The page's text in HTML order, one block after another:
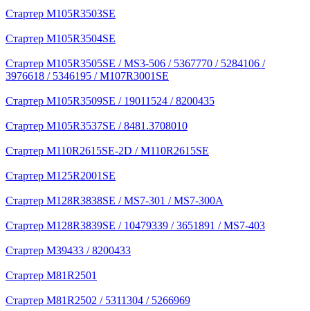
Стартер M105R3503SE
Стартер M105R3504SE
Стартер M105R3505SE / MS3-506 / 5367770 / 5284106 /
3976618 / 5346195 / M107R3001SE
Стартер M105R3509SE / 19011524 / 8200435
Стартер M105R3537SE / 8481.3708010
Стартер M110R2615SE-2D / M110R2615SE
Стартер M125R2001SE
Стартер M128R3838SE / MS7-301 / MS7-300A
Стартер M128R3839SE / 10479339 / 3651891 / MS7-403
Стартер M39433 / 8200433
Стартер M81R2501
Стартер M81R2502 / 5311304 / 5266969